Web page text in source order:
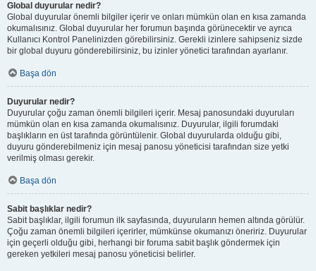
Global duyurular nedir?
Global duyurular önemli bilgiler içerir ve onları mümkün olan en kısa zamanda
okumalısınız. Global duyurular her forumun başında görünecektir ve ayrıca
Kullanıcı Kontrol Panelinizden görebilirsiniz. Gerekli izinlere sahipseniz sizde
bir global duyuru gönderebilirsiniz, bu izinler yönetici tarafından ayarlanır.
Başa dön
Duyurular nedir?
Duyurular çoğu zaman önemli bilgileri içerir. Mesaj panosundaki duyuruları
mümkün olan en kısa zamanda okumalısınız. Duyurular, ilgili forumdaki
başlıkların en üst tarafında görüntülenir. Global duyurularda olduğu gibi,
duyuru gönderebilmeniz için mesaj panosu yöneticisi tarafından size yetki
verilmiş olması gerekir.
Başa dön
Sabit başlıklar nedir?
Sabit başlıklar, ilgili forumun ilk sayfasında, duyuruların hemen altında görülür.
Çoğu zaman önemli bilgileri içerirler, mümkünse okumanızı öneririz. Duyurular
için geçerli olduğu gibi, herhangi bir foruma sabit başlık göndermek için
gereken yetkileri mesaj panosu yöneticisi belirler.